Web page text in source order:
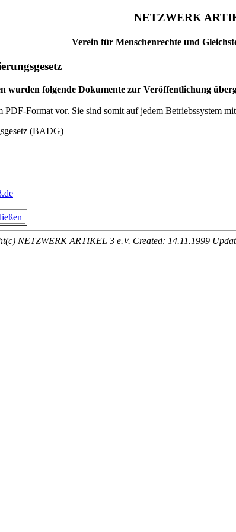
NETZWERK
Verein für Menschenrechte und
folgende Dokumente zur Veröffentlichung
Format vor. Sie sind somit auf jedem Betriebssystem
(BADG)
NETZWERK ARTIKEL 3 e.V. Created: 14.11.1999